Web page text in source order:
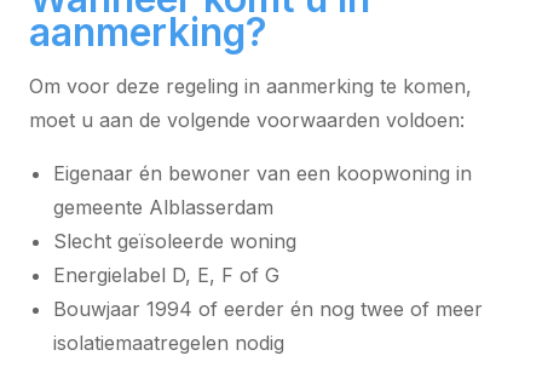
aanmerking?
Om voor deze regeling in aanmerking te komen,
moet u aan de volgende voorwaarden voldoen:
Eigenaar én bewoner van een koopwoning in
gemeente Alblasserdam
Slecht geïsoleerde woning
Energielabel D, E, F of G
Bouwjaar 1994 of eerder én nog twee of meer
isolatiemaatregelen nodig